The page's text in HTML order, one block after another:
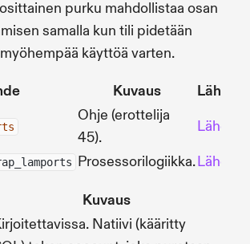
purku mahdollistaa osan
samalla kun tili pidetään
käyttöä varten.
Kuvaus Lähde
Ohje (erottelija
45).
Lähde
Prosessorilogiikka.Lähde
Kuvaus
Natiivi (kääritty